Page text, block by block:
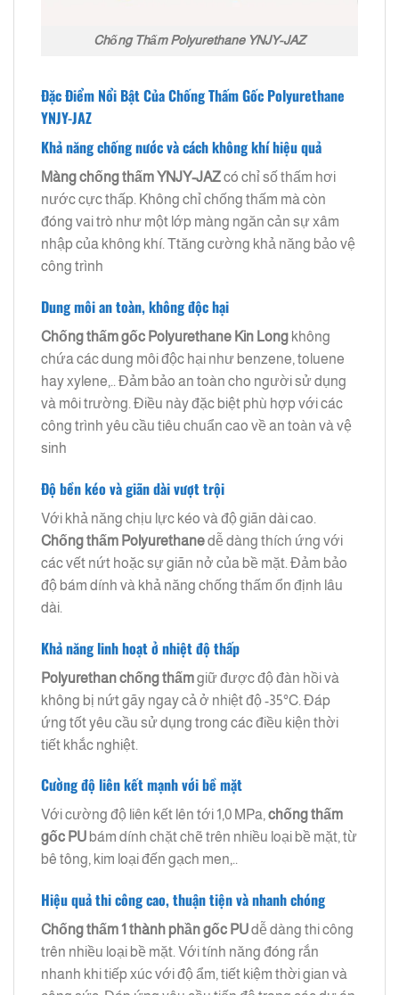
Chống Thấm Polyurethane YNJY-JAZ
Đặc Điểm Nổi Bật Của Chống Thấm Gốc Polyurethane
YNJY-JAZ
Khả năng chống nước và cách không khí hiệu quả
Màng chống thấmYNJY-JAZcó chỉ số thấm hơi
nước cực thấp. Không chỉ chống thấm mà còn
đóng vai trò như một lớp màng ngăn cản sự xâm
nhập của không khí. Ttăng cường khả năng bảo vệ
công trình
Dung môi an toàn, không độc hại
Chống thấm gốc Polyurethane Kin Long không
chứa các dung môi độc hại như benzene, toluene
hay xylene,.. Đảm bảo an toàn cho người sử dụng
và môi trường. Điều này đặc biệt phù hợp với các
công trình yêu cầu tiêu chuẩn cao về an toàn và vệ
sinh
Độ bền kéo và giãn dài vượt trội
Với khả năng chịu lực kéo và độ giãn dài cao.
Chống thấm Polyurethanedễ dàng thích ứng với
các vết nứt hoặc sự giãn nở của bề mặt. Đảm bảo
độ bám dính và khả năng chống thấm ổn định lâu
dài.
Khả năng linh hoạt ở nhiệt độ thấp
Polyurethan chống thấmgiữ được độ đàn hồi và
không bị nứt gãy ngay cả ở nhiệt độ -35°C. Đáp
ứng tốt yêu cầu sử dụng trong các điều kiện thời
tiết khắc nghiệt.
Cường độ liên kết mạnh với bề mặt
Với cường độ liên kết lên tới 1,0 MPa, chống thấm
gốc PU bám dính chặt chẽ trên nhiều loại bề mặt, từ
bê tông, kim loại đến gạch men,..
Hiệu quả thi công cao, thuận tiện và nhanh chóng
Chống thấm 1 thành phần gốc PUdễ dàng thi công
trên nhiều loại bề mặt. Với tính năng đóng rắn
nhanh khi tiếp xúc với độ ẩm, tiết kiệm thời gian và